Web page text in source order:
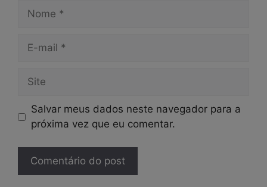
Nome
Site
Salvar meus dados neste navegador para a
próxima vez que eu comentar.